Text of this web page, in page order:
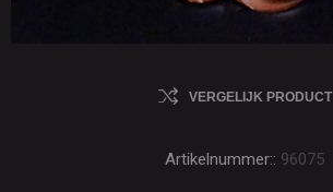
VERGELIJK PRODUCT
Artikelnummer:: 96075